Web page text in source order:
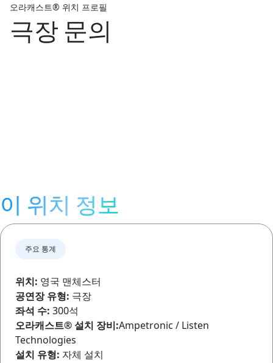
오라캐스트® 위치 프로필
극장 문의
이 위치 정보
주요 통계
위치: 영국 맨체스터
공연장 유형: 극장
좌석 수: 300석
오라캐스트®설치 장비:Ampetronic / Listen
Technologies
설치 유형: 자체 설치